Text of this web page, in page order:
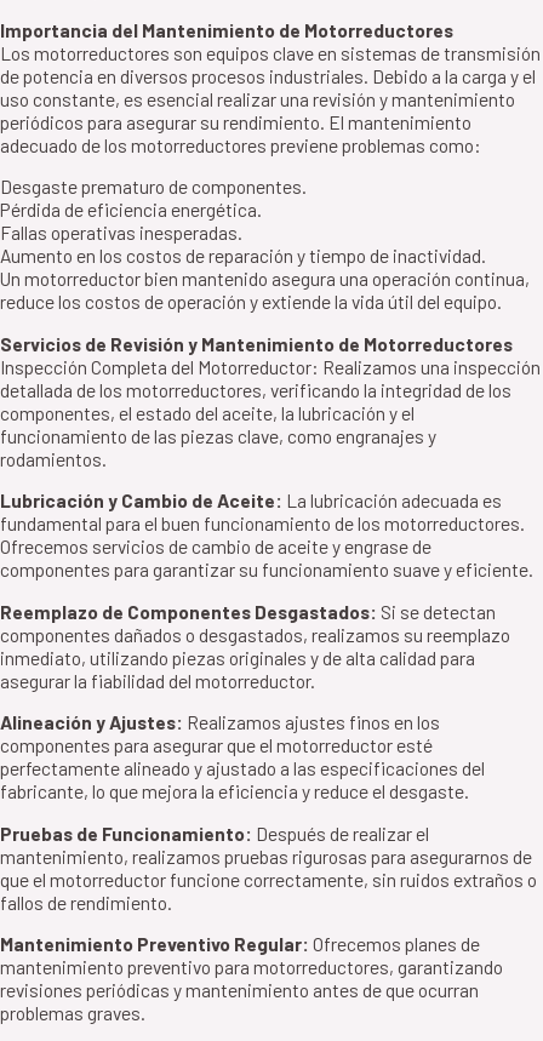
Importancia del Mantenimiento de Motorreductores
Los motorreductores son equipos clave en sistemas de transmisión
de potencia en diversos procesos industriales. Debido a la carga y el
uso constante, es esencial realizar una revisión y mantenimiento
periódicos para asegurar su rendimiento. El mantenimiento
adecuado de los motorreductores previene problemas como:
Desgaste prematuro de componentes.
Pérdida de eficiencia energética.
Fallas operativas inesperadas.
Aumento en los costos de reparación y tiempo de inactividad.
Un motorreductor bien mantenido asegura una operación continua,
reduce los costos de operación y extiende la vida útil del equipo.
Servicios de Revisión y Mantenimiento de Motorreductores
Inspección Completa del Motorreductor: Realizamos una inspección
detallada de los motorreductores, verificando la integridad de los
componentes, el estado del aceite, la lubricación y el
funcionamiento de las piezas clave, como engranajes y
rodamientos.
Lubricación y Cambio de Aceite: La lubricación adecuada es
fundamental para el buen funcionamiento de los motorreductores.
Ofrecemos servicios de cambio de aceite y engrase de
componentes para garantizar su funcionamiento suave y eficiente.
Reemplazo de Componentes Desgastados: Si se detectan
componentes dañados o desgastados, realizamos su reemplazo
inmediato, utilizando piezas originales y de alta calidad para
asegurar la fiabilidad del motorreductor.
Alineación y Ajustes: Realizamos ajustes finos en los
componentes para asegurar que el motorreductor esté
perfectamente alineado y ajustado a las especificaciones del
fabricante, lo que mejora la eficiencia y reduce el desgaste.
Pruebas de Funcionamiento: Después de realizar el
mantenimiento, realizamos pruebas rigurosas para asegurarnos de
que el motorreductor funcione correctamente, sin ruidos extraños o
fallos de rendimiento.
Mantenimiento Preventivo Regular: Ofrecemos planes de
mantenimiento preventivo para motorreductores, garantizando
revisiones periódicas y mantenimiento antes de que ocurran
problemas graves.